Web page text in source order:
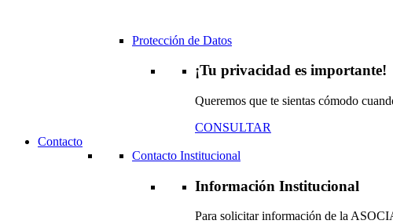
Protección de Datos
¡Tu privacidad es importante!
Queremos que te sientas cómodo
CONSULTAR
Contacto
Contacto Institucional
Información Institucional
Para solicitar información de la